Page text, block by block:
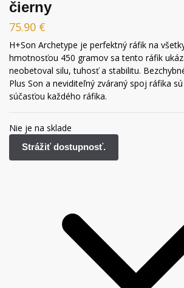
čierny
75.90 €
H+Son Archetype je perfektný ráfik na
hmotnosťou 450 gramov sa tento ráfik
neobetoval silu, tuhosť a stabilitu.
Plus Son a neviditeľný zváraný spoj ráfika
súčasťou každého ráfika.
Nie je na sklade